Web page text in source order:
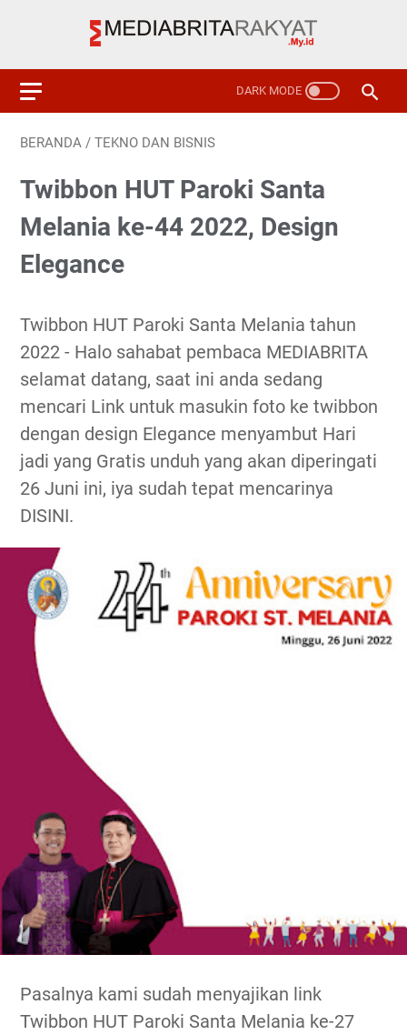
BERANDA / TEKNO DAN BISNIS
Twibbon HUT Paroki Santa
Melania ke-44 2022, Design
Elegance
Twibbon HUT Paroki Santa Melania tahun
2022 - Halo sahabat pembaca MEDIABRITA
selamat datang, saat ini anda sedang
mencari Link untuk masukin foto ke twibbon
dengan design Elegance menyambut Hari
jadi yang Gratis unduh yang akan diperingati
26 Juni ini, iya sudah tepat mencarinya
DISINI.
Pasalnya kami sudah menyajikan link
Twibbon HUT Paroki Santa Melania ke-27